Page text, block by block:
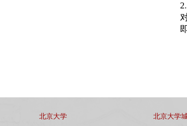
北京大学 北京大学